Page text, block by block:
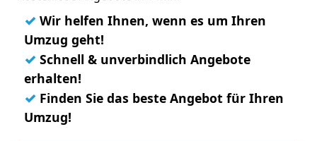
✓ Wir helfen Ihnen, wenn es um Ihren
Umzug geht!
✓ Schnell & unverbindlich Angebote
erhalten!
✓ Finden Sie das beste Angebot für Ihren
Umzug!